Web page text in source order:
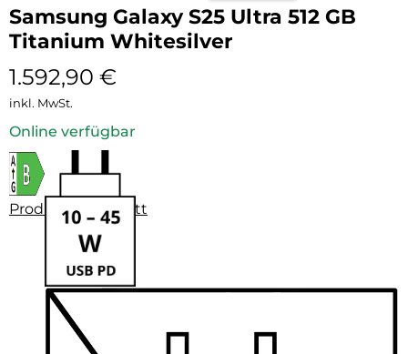
Samsung Galaxy S25 Ultra 512 GB
Titanium Whitesilver
1.592,90 €
inkl. MwSt.
Online verfügbar
Produktdatenblatt